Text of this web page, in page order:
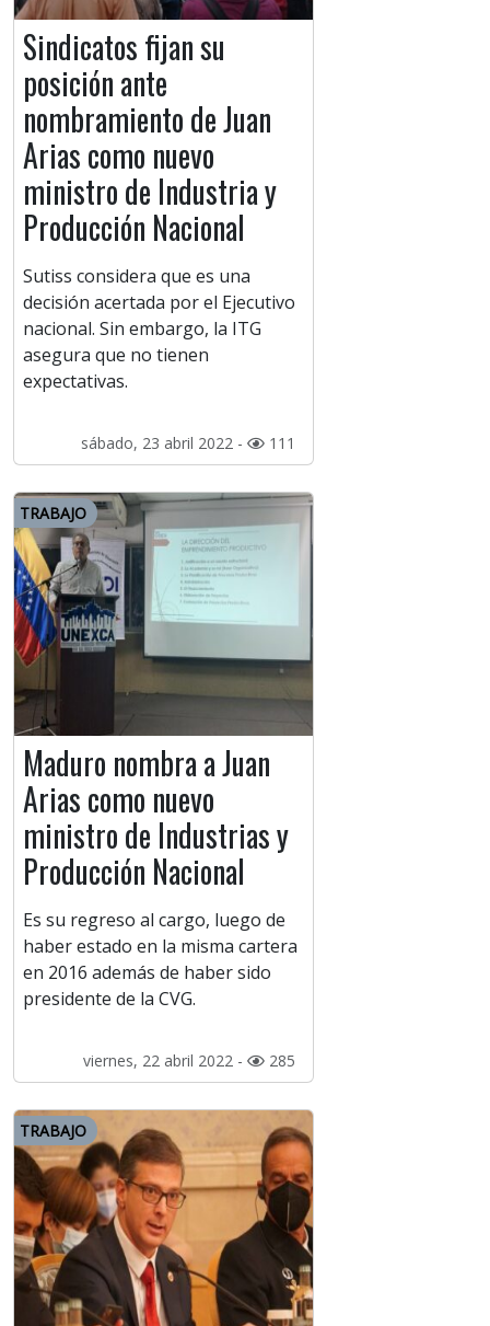
Sindicatos fijan su
posición ante
nombramiento de Juan
Arias como nuevo
ministro de Industria y
Producción Nacional
Sutiss considera que es una
decisión acertada por el Ejecutivo
nacional. Sin embargo, la ITG
asegura que no tienen
expectativas.
sábado, 23 abril 2022 - 111
TRABAJO
Maduro nombra a Juan
Arias como nuevo
ministro de Industrias y
Producción Nacional
Es su regreso al cargo, luego de
haber estado en la misma cartera
en 2016 además de haber sido
presidente de la CVG.
viernes, 22 abril 2022 - 285
TRABAJO